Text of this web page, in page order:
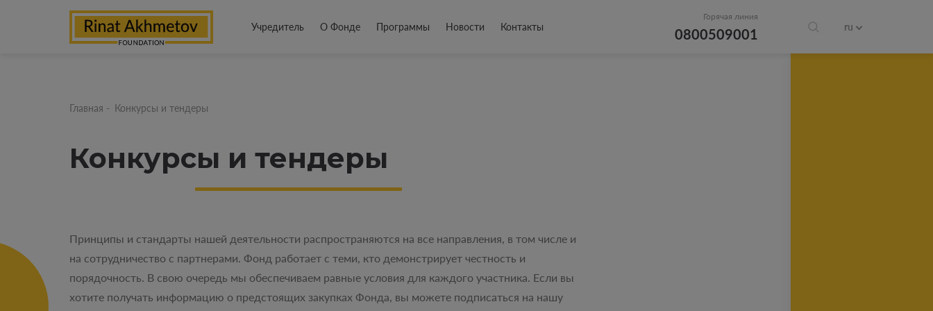
Учредитель О Фонде Программы Новости Контакты
Горячая линия
0800509001 ru
Главная - Конкурсы и тендеры
Конкурсы и тендеры
Принципы и стандарты нашей деятельности распространяются на все направления, в том числе и
на сотрудничество с партнерами. Фонд работает с теми, кто демонстрирует честность и
порядочность. В свою очередь мы обеспечиваем равные условия для каждого участника. Если вы
хотите получать информацию о предстоящих закупках Фонда, вы можете подписаться на нашу